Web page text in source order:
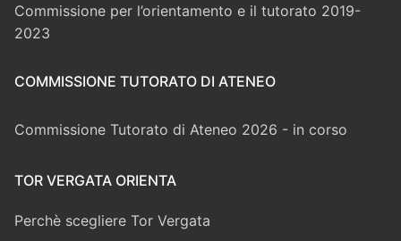
Commissione per l’orientamento e il tutorato 2019-
2023
COMMISSIONE TUTORATO DI ATENEO
Commissione Tutorato di Ateneo 2026 - in corso
TOR VERGATA ORIENTA
Perchè scegliere Tor Vergata